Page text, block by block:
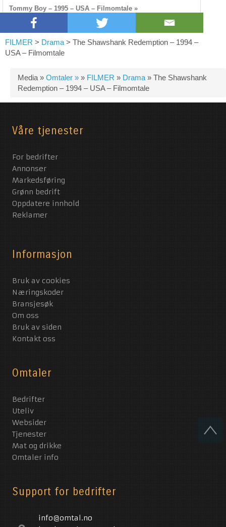
Tommy Boy – 1995 – USA – Filmomtale »
FILMER > Drama > The Shawshank Redemption – 1994 –
USA – Filmomtale
Media » Omtaler » » FILMER » Drama » The Shawshank
Redemption – 1994 – USA – Filmomtale
Våre tjenester
For bedrifter
Annonser
Markedsføring
Grønn bedrift
Oppdatere innhold
Reklamer
Informasjon
Bruk av cookies
Næringskoder
Bransjesøk
Om oss
Bruk av siden
Kontakt oss
Omtaler
Bedrifter
Uteliv
Websider
Tjenester
Mat og drikke
Omtaler info
Support for bedrifter
info@omtal.no